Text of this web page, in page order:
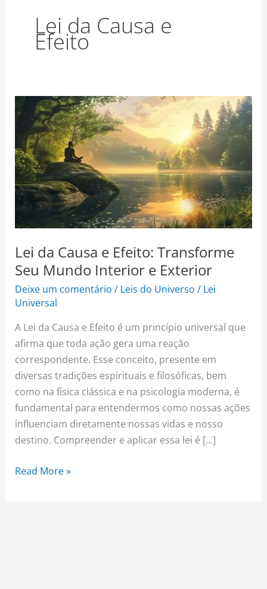
k a
m
s
t
Lei da Causa e
Efeito
Lei da Causa e Efeito: Transforme
Seu Mundo Interior e Exterior
Deixe um comentário / Leis do Universo / Lei
Universal
A Lei da Causa e Efeito é um princípio universal que
afirma que toda ação gera uma reação
correspondente. Esse conceito, presente em
diversas tradições espirituais e filosóficas, bem
como na física clássica e na psicologia moderna, é
fundamental para entendermos como nossas ações
influenciam diretamente nossas vidas e nosso
destino. Compreender e aplicar essa lei é […]
Lei
da
Causa
e
Efeito:
Transforme
Seu
Mundo
Interior
e
Exterior
Read More »